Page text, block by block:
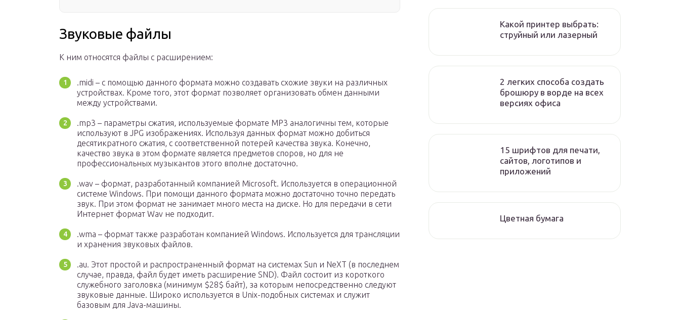
Звуковые файлы
К ним относятся файлы с расширением:
.midi – с помощью данного формата можно создавать схожие звуки на различных
устройствах. Кроме того, этот формат позволяет организовать обмен данными
между устройствами.
.mp3 – параметры сжатия, используемые формате MP3 аналогичны тем, которые
используют в JPG изображениях. Используя данных формат можно добиться
десятикратного сжатия, с соответственной потерей качества звука. Конечно,
качество звука в этом формате является предметов споров, но для не
профессиональных музыкантов этого вполне достаточно.
.wav – формат, разработанный компанией Microsoft. Используется в операционной
системе Windows. При помощи данного формата можно достаточно точно передать
звук. При этом формат не занимает много места на диске. Но для передачи в сети
Интернет формат Wav не подходит.
.wma – формат также разработан компанией Windows. Используется для трансляции
и хранения звуковых файлов.
.au. Этот простой и распространенный формат на системах Sun и NeXT (в последнем
случае, правда, файл будет иметь расширение SND). Файл состоит из короткого
служебного заголовка (минимум $28$ байт), за которым непосредственно следуют
звуковые данные. Широко используется в Unix-подобных системах и служит
базовым для Java-машины.
Какой принтер выбрать:
струйный или лазерный
2 легких способа создать
брошюру в ворде на всех
версиях офиса
15 шрифтов для печати,
сайтов, логотипов и
приложений
Цветная бумага